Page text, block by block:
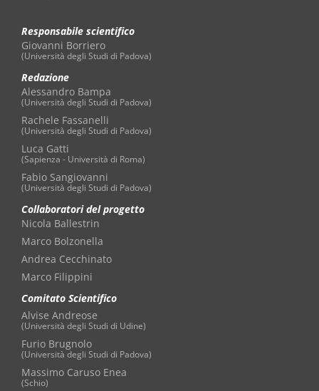
Responsabile scientifico
Giovanni Borriero
(Università degli Studi di Padova)
Redazione
Alessandro Bampa
(Università degli Studi di Padova)
Rachele Fassanelli
(Università degli Studi di Padova)
Luca Gatti
(Sapienza - Università di Roma)
Fabio Sangiovanni
(Università degli Studi di Padova)
Collaboratori del progetto
Nicola Ballestrin
Marco Bolzonella
Andrea Cecchinato
Marco Filippini
Comitato Scientifico
Alvise Andreose
(Università degli Studi di Udine)
Furio Brugnolo
(Università degli Studi di Padova)
Massimo Caruso Enea
(Schio)